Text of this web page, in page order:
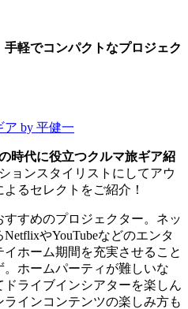
軽でコンパクトなプロジェク
ア by 平健一
の時代に役立つクルマ旅ギア紹
ョンスタイリストにしてアウ
るセレクトをご紹介！
すめのプロジェクター。ネッ
やYouTubeなどのエンタ
ホーム期間を充実させること
ホームパーティが難しいな
ライブインシアターを楽しん
インコンテンツの楽しみ方も